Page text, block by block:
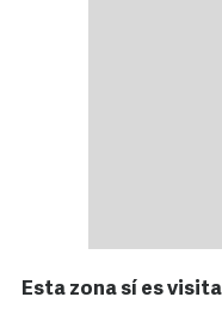
Esta zona sí es